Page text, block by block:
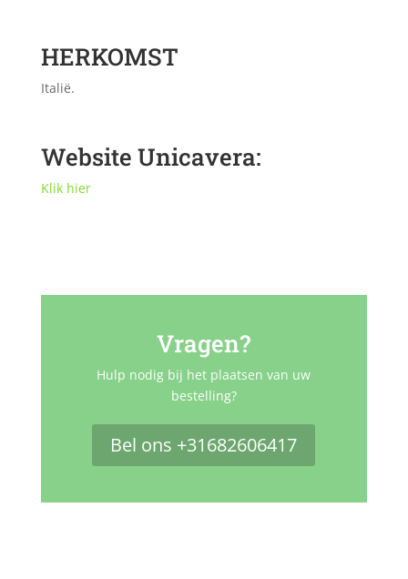
HERKOMST
Italië.
Website Unicavera:
Klik hier
Vragen?
Hulp nodig bij het plaatsen van uw
bestelling?
Bel ons +31682606417